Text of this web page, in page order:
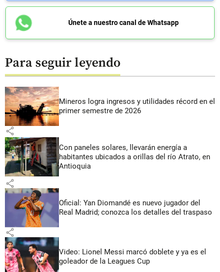
Únete a nuestro canal de Whatsapp
Para seguir leyendo
Mineros logra ingresos y utilidades récord en el
primer semestre de 2026
share
Con paneles solares, llevarán energía a
habitantes ubicados a orillas del río Atrato, en
Antioquia
share
Oficial: Yan Diomandé es nuevo jugador del
Real Madrid; conozca los detalles del traspaso
share
Video: Lionel Messi marcó doblete y ya es el
goleador de la Leagues Cup